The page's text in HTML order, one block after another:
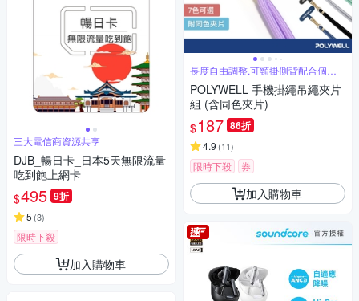
三大電信商資源共享
DJB_暢日卡_日本5天無限流量
吃到飽上網卡
$495 9折
5 (3)
限時下殺
加入購物車
長度自由調整,可頸掛側背配合個人
使用習慣
POLYWELL 手機掛繩吊繩夾片
組 (含同色夾片)
$187 86折
4.9 (11)
限時下殺 券
加入購物車